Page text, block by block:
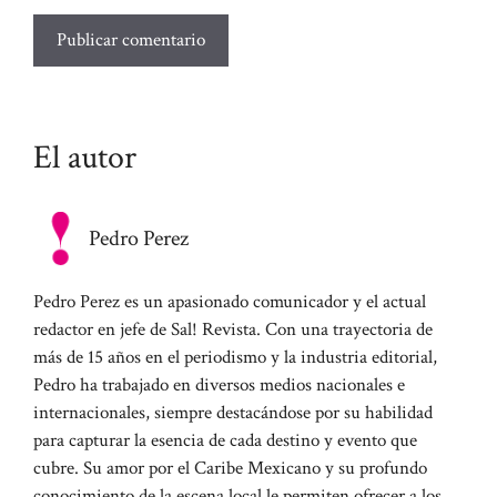
El autor
Pedro Perez
Pedro Perez es un apasionado comunicador y el actual
redactor en jefe de Sal! Revista. Con una trayectoria de
más de 15 años en el periodismo y la industria editorial,
Pedro ha trabajado en diversos medios nacionales e
internacionales, siempre destacándose por su habilidad
para capturar la esencia de cada destino y evento que
cubre. Su amor por el Caribe Mexicano y su profundo